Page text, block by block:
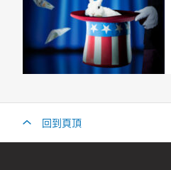
回到頁頂